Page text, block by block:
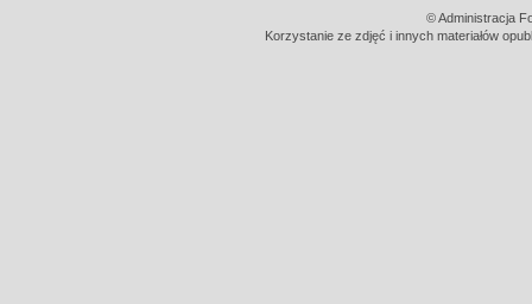
© Administracja
Korzystanie ze zdjęć i innych materiałów